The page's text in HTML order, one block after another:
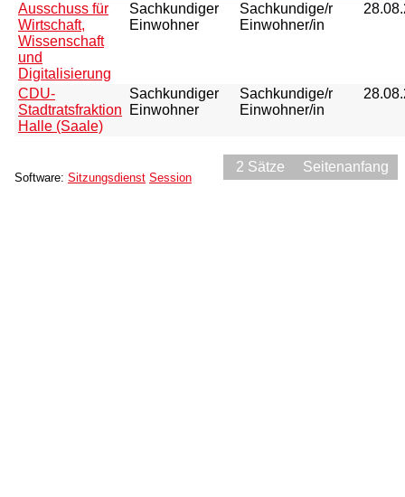
Ausschuss für
Wirtschaft,
Wissenschaft
und
Digitalisierung
Sachkundiger
Einwohner
Sachkundige/r
Einwohner/in
CDU-
Stadtratsfraktion
Halle (Saale)
Sachkundiger
Einwohner
Sachkundige/r
Einwohner/in
2 Sätze Seitenanfang
Software: Sitzungsdienst Session